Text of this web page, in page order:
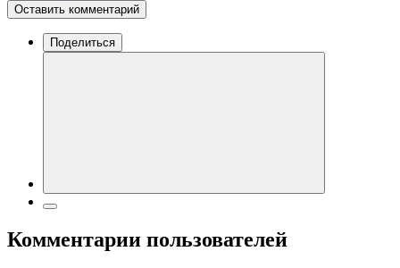
Оставить комментарий
Поделиться
Комментарии пользователей